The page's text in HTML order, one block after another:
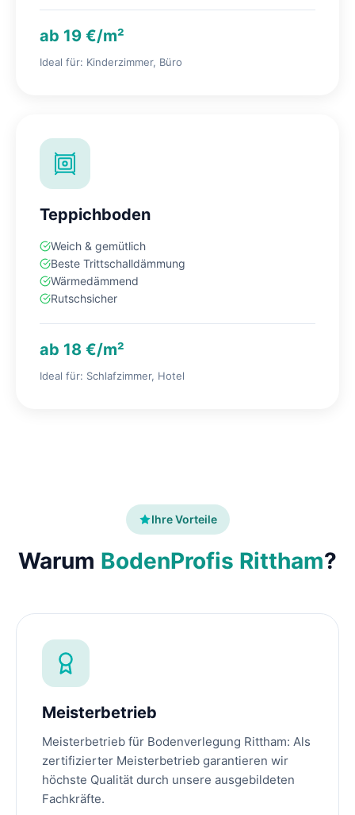
ab 19 €/m²
Ideal für: Kinderzimmer, Büro
Teppichboden
Weich & gemütlich
Beste Trittschalldämmung
Wärmedämmend
Rutschsicher
ab 18 €/m²
Ideal für: Schlafzimmer, Hotel
Ihre Vorteile
Warum BodenProfis Rittham?
Meisterbetrieb
Meisterbetrieb für Bodenverlegung Rittham: Als
zertifizierter Meisterbetrieb garantieren wir
höchste Qualität durch unsere ausgebildeten
Fachkräfte.